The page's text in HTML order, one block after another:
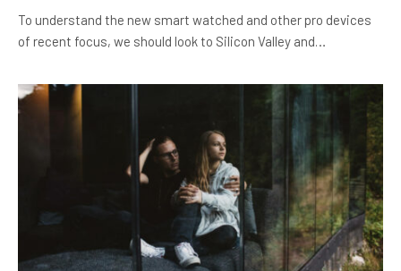
To understand the new smart watched and other pro devices
of recent focus, we should look to Silicon Valley and…